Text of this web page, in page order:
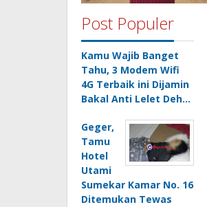
Post Populer
Kamu Wajib Banget
Tahu, 3 Modem Wifi
4G Terbaik ini Dijamin
Bakal Anti Lelet Deh…
Geger,
Tamu
Hotel
Utami
Sumekar Kamar No. 16
Ditemukan Tewas